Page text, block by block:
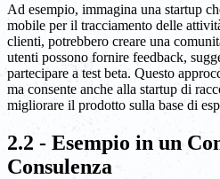
Ad esempio, immagina una startup
mobile per il tracciamento delle
clienti, potrebbero creare una
utenti possono fornire feedback,
partecipare a test beta. Questo
ma consente anche alla startup di
migliorare il prodotto sulla base di
2.2 - Esempio in un
Consulenza